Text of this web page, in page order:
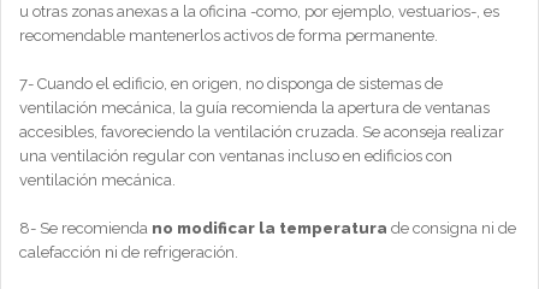
u otras zonas anexas a la oficina -como, por ejemplo, vestuarios-, es
recomendable mantenerlos activos de forma permanente.
7- Cuando el edificio, en origen, no disponga de sistemas de
ventilación mecánica, la guía recomienda la apertura de ventanas
accesibles, favoreciendo la ventilación cruzada. Se aconseja realizar
una ventilación regular con ventanas incluso en edificios con
ventilación mecánica.
8- Se recomienda no modificar la temperatura de consigna ni de
calefacción ni de refrigeración.